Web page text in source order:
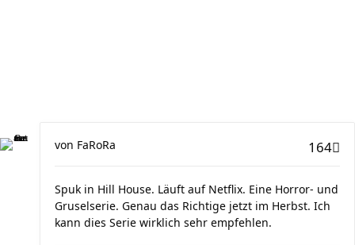
164
von FaRoRa
Spuk in Hill House. Läuft auf Netflix. Eine Horror- und
Gruselserie. Genau das Richtige jetzt im Herbst. Ich
kann dies Serie wirklich sehr empfehlen.